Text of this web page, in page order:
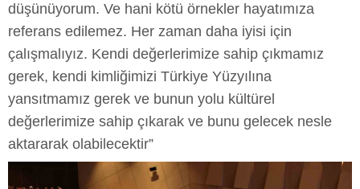
düşünüyorum. Ve hani kötü örnekler hayatımıza
referans edilemez. Her zaman daha iyisi için
çalışmalıyız. Kendi değerlerimize sahip çıkmamız
gerek, kendi kimliğimizi Türkiye Yüzyılına
yansıtmamız gerek ve bunun yolu kültürel
değerlerimize sahip çıkarak ve bunu gelecek nesle
aktararak olabilecektir”